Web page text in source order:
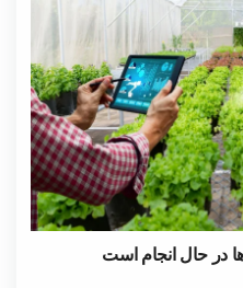
در حال انجام است